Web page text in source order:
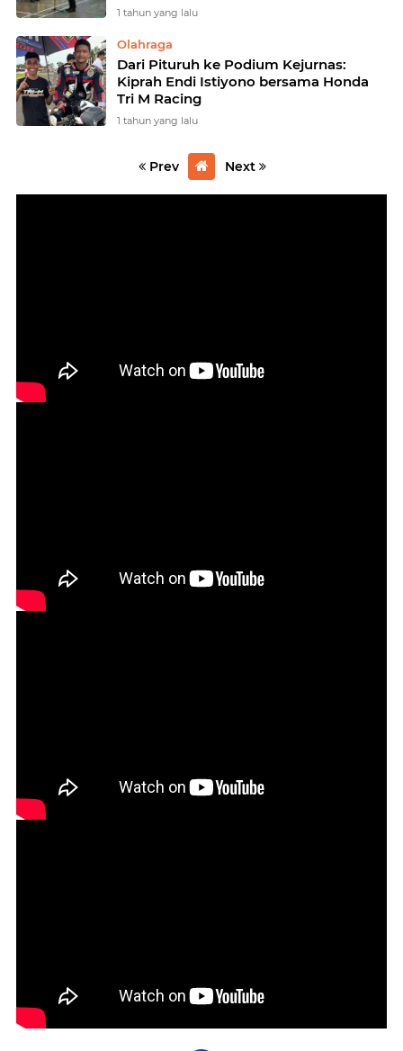
1 tahun yang lalu
Olahraga
Dari Pituruh ke Podium Kejurnas:
Kiprah Endi Istiyono bersama Honda
Tri M Racing
1 tahun yang lalu
Prev Next